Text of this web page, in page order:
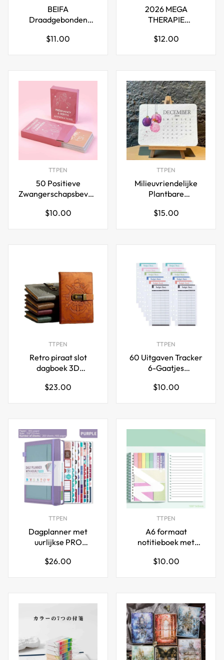
BEIFA
Draadgebonden
Wekelijkse Dagelijkse
Normale
$11.00
2026 MEGA
THERAPIE
Jumbo Therapeutisch
Normale
$12.00
TTPEN
50 Positieve
Zwangerschapsbevestigingskaarten
Normale
$10.00
TTPEN
Milieuvriendelijke
Plantbare
2026
Normale
$15.00
TTPEN
Retro piraat slot
dagboek 3D
stijl vergrendeld
Normale
$23.00
TTPEN
60 Uitgaven Tracker
6-Gaatjes
Budgetbladen voor
Normale
$10.00
TTPEN
Dagplanner met
uurlijkse PRO
A5
Normale
$26.00
TTPEN
A6 formaat
notitieboek met
105x145mm
Normale
$10.00